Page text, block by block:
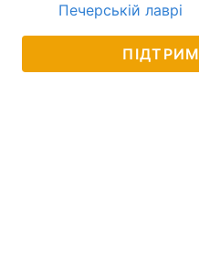
Печерській лаврі